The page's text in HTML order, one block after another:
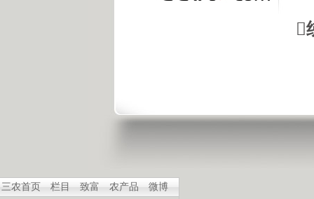

三农首页 栏目 致富 农产品 微博